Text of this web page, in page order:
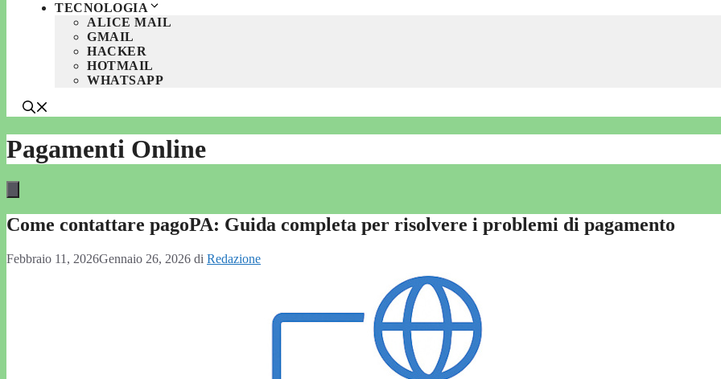
TECNOLOGIA
ALICE MAIL
GMAIL
HACKER
HOTMAIL
WHATSAPP
Pagamenti Online
Come contattare pagoPA: Guida completa per risolvere i problemi di pagamento
Febbraio 11, 2026Gennaio 26, 2026 di Redazione